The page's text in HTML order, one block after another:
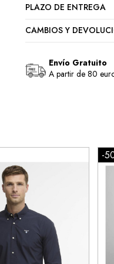
PLAZO DE ENTREGA
CAMBIOS Y
Envío Gratuito
A partir de 80
-